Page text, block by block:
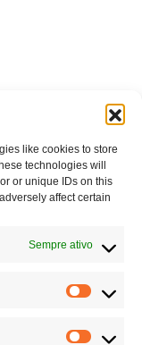
like cookies to store
technologies will
or unique IDs on this
affect certain
Sempre ativo